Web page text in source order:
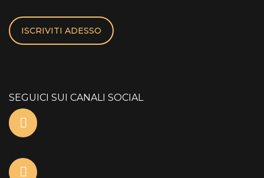
ISCRIVITI ADESSO
SEGUICI SUI CANALI SOCIAL